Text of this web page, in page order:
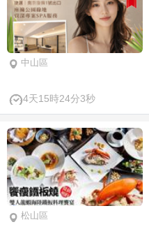
中山區
4天15時24分2秒
松山區